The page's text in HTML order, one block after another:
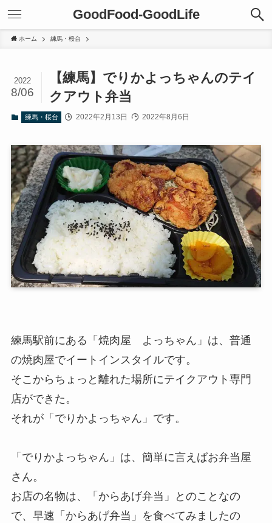
GoodFood-GoodLife
ホーム 練馬・桜台
【練馬】でりかよっちゃんのテイ
クアウト弁当
2022
8/06
練馬・桜台 2022年2月13日 2022年8月6日
練馬駅前にある「焼肉屋 よっちゃん」は、普通
の焼肉屋でイートインスタイルです。
そこからちょっと離れた場所にテイクアウト専門
店ができた。
それが「でりかよっちゃん」 です。
「でりかよっちゃん」は、簡単に言えばお弁当屋
さん。
お店の名物は、「からあげ弁当」とのことなの
で、早速「からあげ弁当」を食べてみましたの